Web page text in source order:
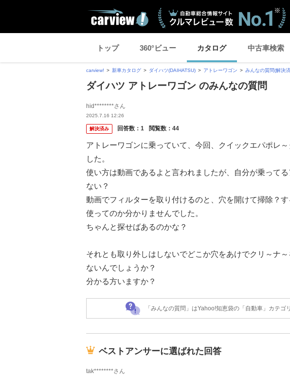
トップ 360°ビュー カタログ 中古車検索
carview! 新車カタログ ダイハツ(DAIHATSU) アトレーワゴン みんなの質問(解決
ダイハツ アトレーワゴン のみんなの質問
hid********さん
2025.7.16 12:26
解決済み 回答数： 1 閲覧数： 44
アトレーワゴンに乗っていて、今回、クイックエパポレ
した。
使い方は動画であるよと言われましたが、自分が乗って
ない？
動画でフィルターを取り付けるのと、穴を開けて掃除？
使ってのか分かりませんでした。
ちゃんと探せばあるのかな？
それとも取り外しはしないでどこか穴をあけでクリ～ナ
ないんでしょうか？
分かる方いますか？
「みんなの質問」はYahoo!知恵袋の「自動車」カテゴ
ベストアンサーに選ばれた回答
tak********さん